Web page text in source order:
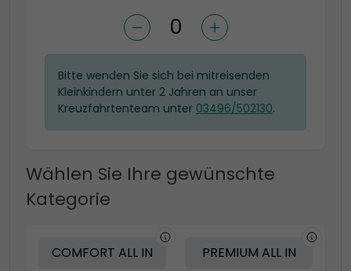
Bitte wenden Sie sich bei mitreisenden
Kleinkindern unter 2 Jahren an unser
Kreuzfahrtenteam unter 03496/502130.
Wählen Sie Ihre gewünschte
Kategorie
COMFORT ALL IN PREMIUM ALL IN